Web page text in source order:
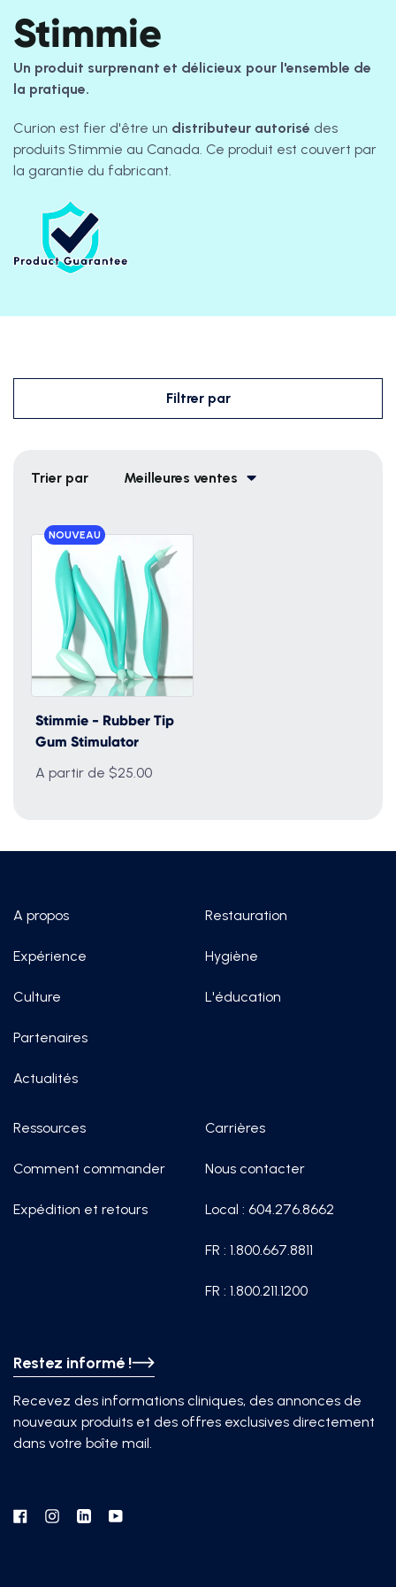
Stimmie
Un produit surprenant et délicieux pour l'ensemble de
la pratique.
Curion est fier d'être un distributeur autorisé des
produits Stimmie au Canada. Ce produit est couvert par
la garantie du fabricant.
Filtrer par
Trier par Meilleures ventes
NOUVEAU
Stimmie - Rubber Tip
Gum Stimulator
A partir de $25.00
Restez informé !
Recevez des informations cliniques, des annonces de
nouveaux produits et des offres exclusives directement
dans votre boîte mail.
Facebook
Instagram
LinkedinYouTube
A propos
Expérience
Culture
Partenaires
Actualités
Restauration
Hygiène
L'éducation
Ressources
Comment commander
Expédition et retours
Carrières
Nous contacter
Local : 604.276.8662
FR : 1.800.667.8811
FR : 1.800.211.1200